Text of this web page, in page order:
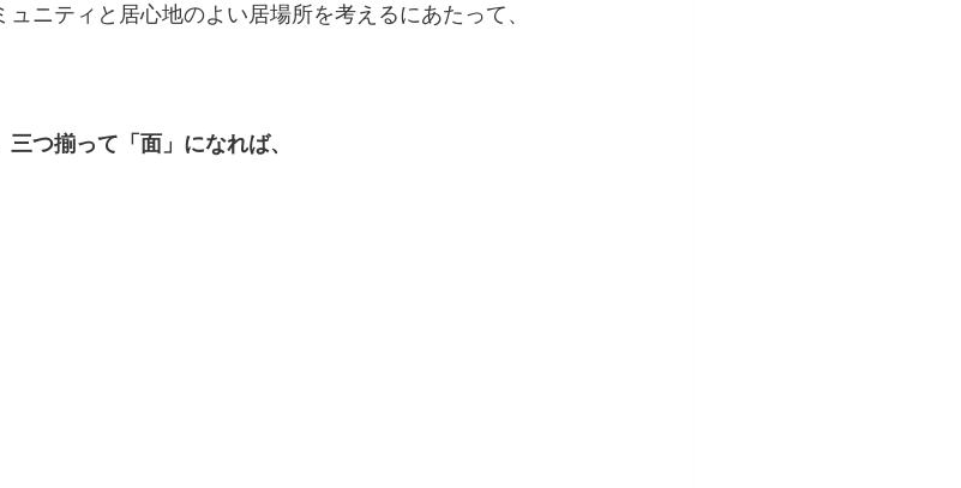
ュニティと居心地のよい居場所を考えるにあたって、
つ揃って「面」になれば、